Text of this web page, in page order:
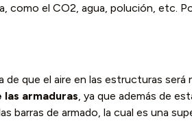
como el CO2, agua, polución, etc.
que el aire en las estructuras será
las armaduras, ya que además de
de armado, la cual es una